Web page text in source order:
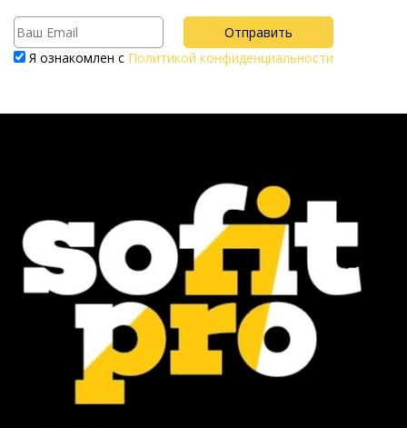
Я ознакомлен с Политикой конфиденциальности